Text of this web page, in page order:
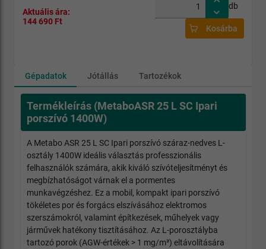
Aktuális ára:
144 690 Ft
db
Kosárba
Gépadatok Jótállás Tartozékok
Termékleírás (MetaboASR 25 L SC Ipari
porszívó 1400W)
A Metabo ASR 25 L SC Ipari porszívó száraz-nedves L-
osztály 1400W ideális választás professzionális
felhasználók számára, akik kiváló szívóteljesítményt és
megbízhatóságot várnak el a pormentes
munkavégzéshez. Ez a mobil, kompakt ipari porszívó
tökéletes por és forgács elszívásához elektromos
szerszámokról, valamint építkezések, műhelyek vagy
járművek hatékony tisztításához. Az L-porosztályba
tartozó porok (AGW-értékek > 1 mg/m³) eltávolítására